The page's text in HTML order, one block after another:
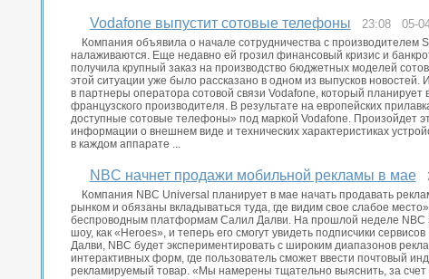
Vodafone выпустит сотовые телефоны 23:08 05-
Компания объявила о начале сотрудничества с
налаживаются. Еще недавно ей грозил финансовый кризис и
получила крупный заказ на производство бюджетных моделей
этой ситуации уже было рассказано в одном из выпусков новостей.
в партнеры оператора сотовой связи Vodafone, который
французского производителя. В результате на европейских
доступные сотовые телефоны» под маркой Vodafone. Произойдет
информации о внешнем виде и технических характеристиках
в каждом аппарате ...
NBC начнет продажи мобильной рекламы в мае
Компания NBC Universal планирует в мае начать продавать
рынком и обязаны вкладываться туда, где видим свое слабое
беспроводным платформам Салил Далви. На прошлой неделе NBC
шоу, как «Heroes», и теперь его смогут увидеть подписчики
Далви, NBC будет экспериментировать с широким диапазонов
интерактивных форм, где пользователь сможет ввести почтовый
рекламируемый товар. «Мы намерены тщательно выяснить, за счет